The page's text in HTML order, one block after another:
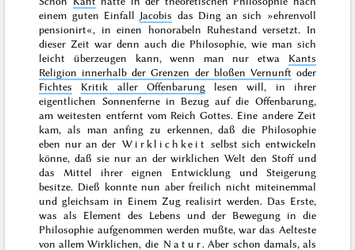
einem guten Einfall Jacobis das Ding an sich »ehrenvoll
pensionirt«, in einen honorabeln Ruhestand versetzt. In
dieser Zeit war denn auch die Philosophie, wie man sich
leicht überzeugen kann, wenn man nur etwa Kants
Religion innerhalb der Grenzen der bloßen Vernunft oder
Fichtes
Kritik aller Offenbarunglesen will, in ihrer
eigentlichen Sonnenferne in Bezug auf die Offenbarung,
am weitesten entfernt vom Reich Gottes. Eine andere Zeit
kam, als man anfing zu erkennen, daß die Philosophie
eben nur an der Wirklichkeit selbst sich entwickeln
könne, daß sie nur an der wirklichen Welt den Stoff und
das Mittel ihrer eignen Entwicklung und Steigerung
besitze. Dieß konnte nun aber freilich nicht miteinemmal
und gleichsam in Einem Zug realisirt werden. Das Erste,
was als Element des Lebens und der Bewegung in die
Philosophie aufgenommen werden mußte, war das Aelteste
von allem Wirklichen, die Natur. Aber schon damals, als